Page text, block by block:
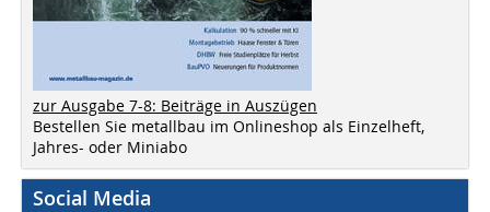
zur Ausgabe 7-8: Beiträge in Auszügen
Bestellen Sie metallbau im Onlineshop als Einzelheft,
Jahres- oder Miniabo
Social Media